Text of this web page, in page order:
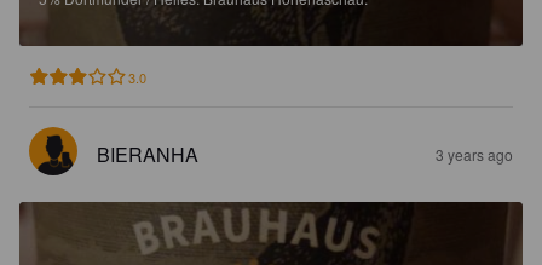
3.0
BIERANHA 3 years ago